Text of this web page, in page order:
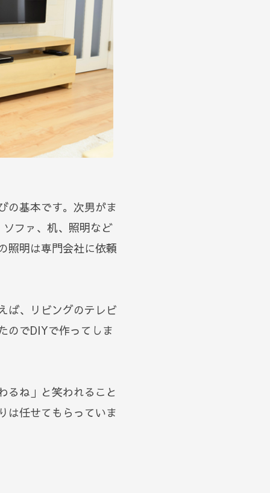
の基本です。次男がま
ファ、机、照明など
照明は専門会社に依頼
ば、リビングのテレビ
のでDIYで作ってしま
るね」と笑われること
は任せてもらっていま